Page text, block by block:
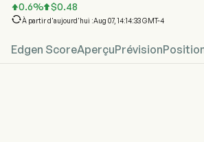
0.6% $0.48
À partir d'aujourd'hui :Aug 07, 14:14:33 GMT-4
Edgen ScoreAperçuPrévision